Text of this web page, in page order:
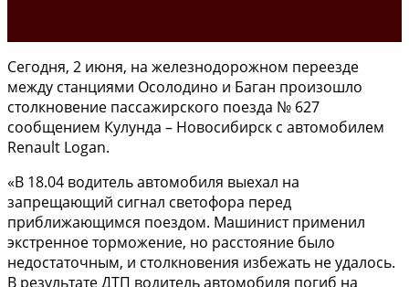
Сегодня, 2 июня, на железнодорожном переезде
между станциями Осолодино и Баган произошло
столкновение пассажирского поезда № 627
сообщением Кулунда – Новосибирск с автомобилем
Renault Logan.
«В 18.04 водитель автомобиля выехал на
запрещающий сигнал светофора перед
приближающимся поездом. Машинист применил
экстренное торможение, но расстояние было
недостаточным, и столкновения избежать не удалось.
В результате ДТП водитель автомобиля погиб на